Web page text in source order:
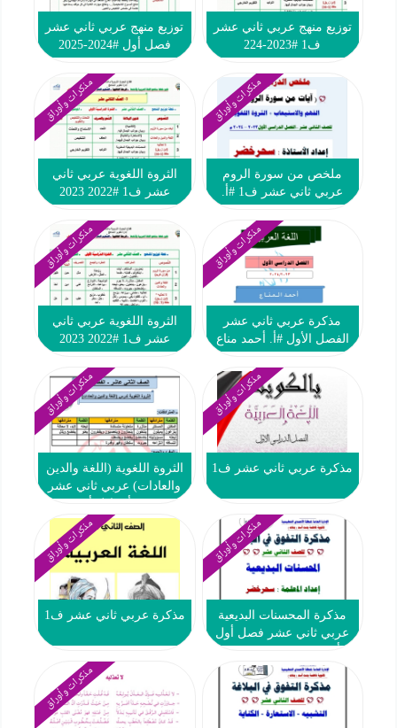
توزيع منهج عربي ثاني عشر
ف1 #2023-224
توزيع منهج عربي ثاني عشر
فصل أول #2024-2025
مذكرات وأوراق
ملخص من سورة الروم
عربي ثاني عشر ف1 #أ.
مذكرات وأوراق
الثروة اللغوية عربي ثاني
عشر ف1 #2022 2023
مذكرات وأوراق
مذكرة عربي ثاني عشر
الفصل الأول #أ. أحمد مناع
مذكرات وأوراق
الثروة اللغوية عربي ثاني
عشر ف1 #2022 2023
مذكرات وأوراق
مذكرة عربي ثاني عشر ف1
مذكرات وأوراق
الثروة اللغوية (اللغة والدين
والعادات) عربي ثاني عشر
مذكرات وأوراق
مذكرة المحسنات البديعية
عربي ثاني عشر فصل أول
مذكرات وأوراق
مذكرة عربي ثاني عشر ف1
مذكرات وأوراق